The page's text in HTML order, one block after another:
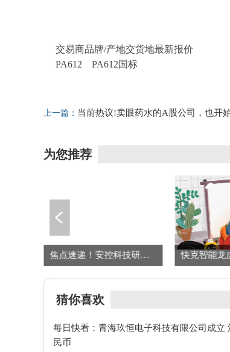
交易商品牌/产地交货地最新报价
PA612 PA612国标
上一篇： 当前热议!卖眼药水的A股公司，也开
为您推荐
焦点速递！安控科技研发投入5307.17万元同比增长15.53%，研发人员占比提升至25.98%
猜你喜欢
每日快看：青海玖恒电子科技有限公司成立
民币